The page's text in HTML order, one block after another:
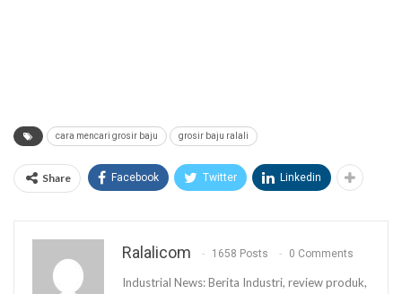
cara mencari grosir baju grosir baju ralali
Share Facebook Twitter Linkedin
Ralalicom 1658 Posts 0 Comments
Industrial News: Berita Industri, review produk,